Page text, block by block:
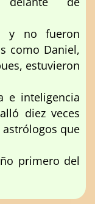
y no fueron
como Daniel,
estuvieron
e inteligencia
diez veces
que
primero del